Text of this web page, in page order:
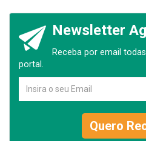
Newsletter
Receba por email
portal.
Quero